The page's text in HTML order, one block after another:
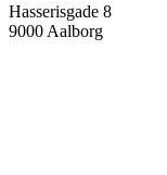
Hasserisgade 8
9000 Aalborg